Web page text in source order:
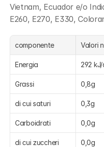
Vietnam, Ecuador e/o
E260, E270, E330,
componente Valori
Energia 292 kJ/
Grassi 0,8g
di cui saturi 0,3g
Carboidrati 0,0g
di cui zuccheri 0,0g